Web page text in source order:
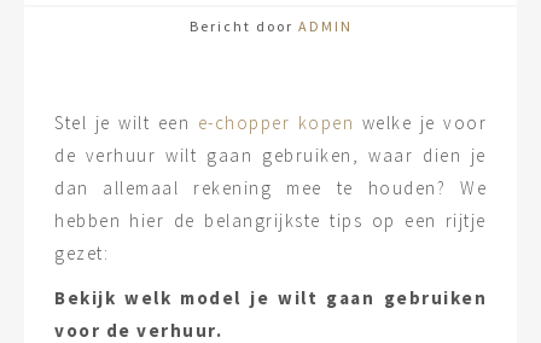
Bericht door ADMIN
Stel je wilt een e-chopper kopen welke je voor
de verhuur wilt gaan gebruiken, waar dien je
dan allemaal rekening mee te houden? We
hebben hier de belangrijkste tips op een rijtje
gezet:
Bekijk welk model je wilt gaan gebruiken
voor de verhuur.